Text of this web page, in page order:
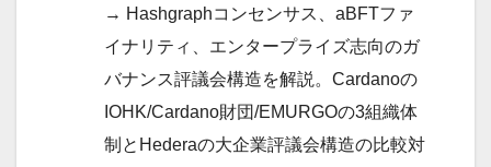
→ Hashgraphコンセンサス、aBFTファ
イナリティ、エンタープライズ志向のガ
バナンス評議会構造を解説。Cardanoの
IOHK/Cardano財団/EMURGOの3組織体
制とHederaの大企業評議会構造の比較対